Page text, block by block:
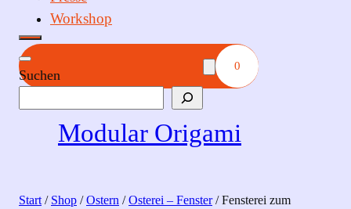
Workshop
Suchen
0
Modular Origami
Start/ Shop /Ostern /Osterei – Fenster/ Fensterei zum